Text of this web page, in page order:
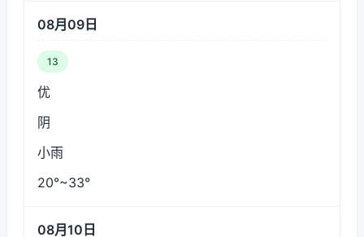
08月09日
13
优
阴
小雨
20°~33°
08月10日